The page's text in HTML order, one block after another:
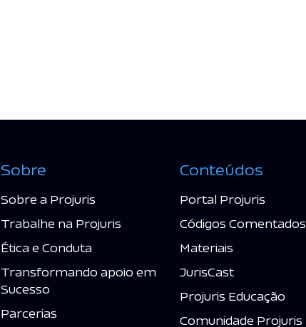
Sobre
Sobre a Projuris
Trabalhe na Projuris
Ética e Conduta
Transformando apoio em
Sucesso
Parcerias
Conteúdos
Portal Projuris
Códigos Comentados
Materiais
JurisCast
Projuris Educação
Comunidade Projuris